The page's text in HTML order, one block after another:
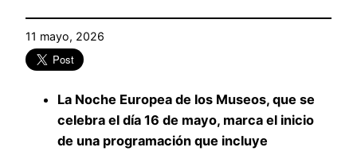
11 mayo, 2026
La Noche Europea de los Museos, que se
celebra el día 16 de mayo, marca el inicio
de una programación que incluye